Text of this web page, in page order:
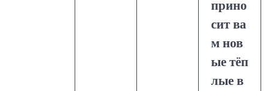
прино
сит ва
м нов
ые тёп
лые в